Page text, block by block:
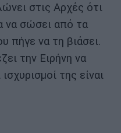
στις Αρχές ότι
να σώσει από τα
πήγε να τη βιάσει.
την Ειρήνη να
της είναι